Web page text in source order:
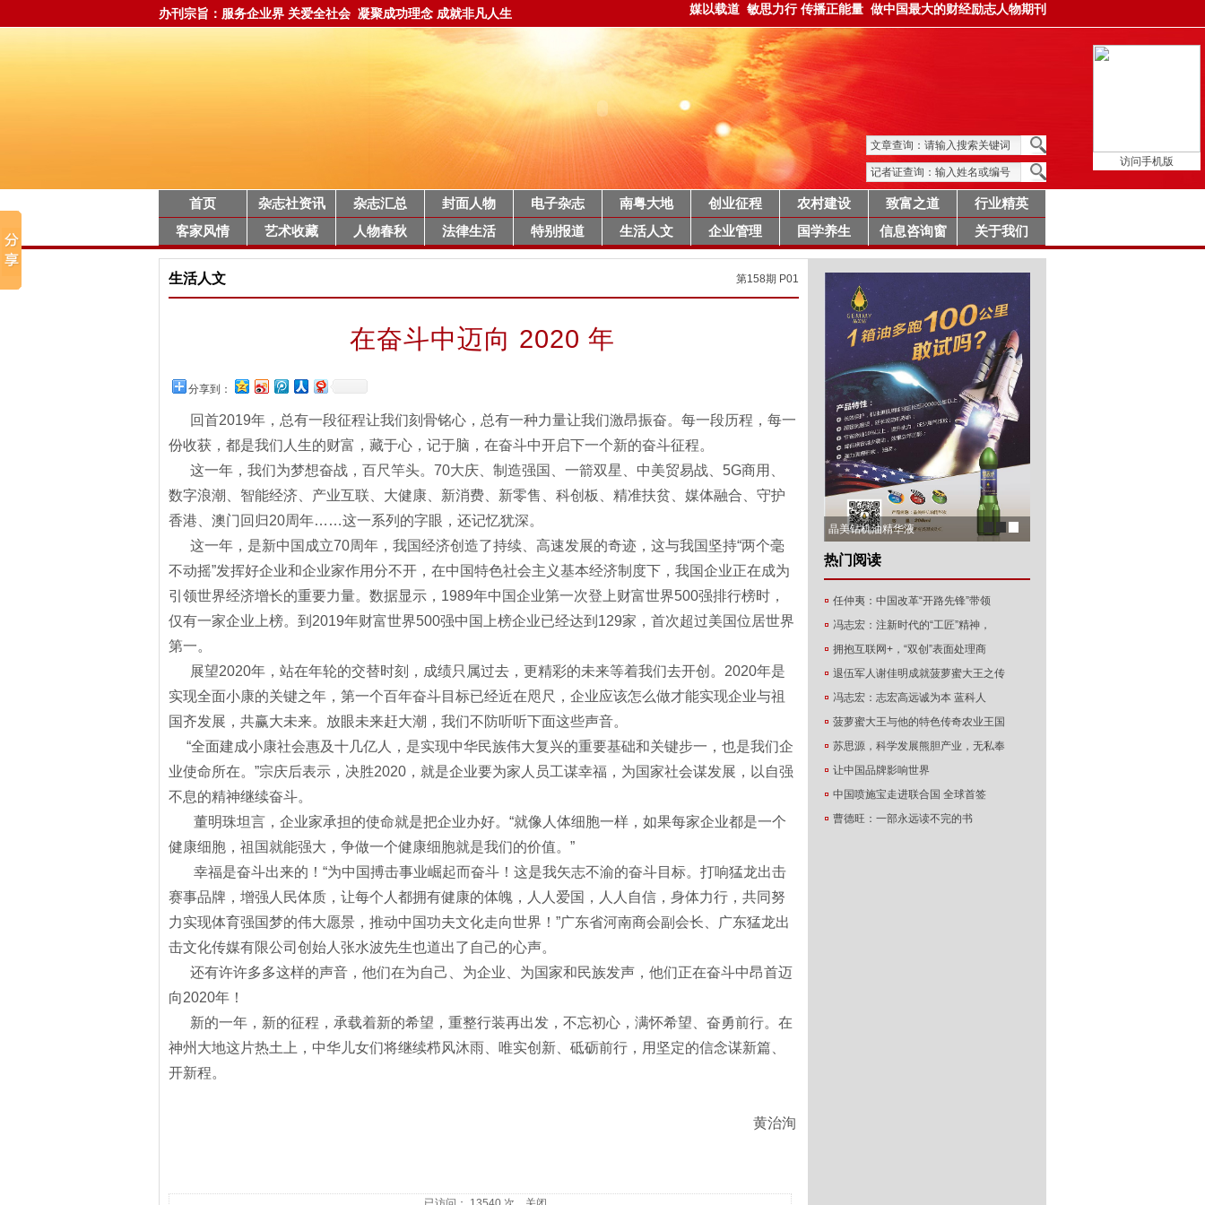
办刊宗旨：服务企业界 关爱全社会 凝聚成功理念 成就非凡人生 媒以载道 敏思力行 传播正能量 做中国最大的财经励志人物期刊
首页 杂志社资讯 杂志汇总 封面人物 电子杂志 南粤大地 创业征程 农村建设 致富之道
行业精英
客家风情
艺术收藏 人物春秋 法律生活 特别报道 生活人文 企业管理 国学养生 信息咨询窗 关于我们
第158期 P01
生活人文
在奋斗中迈向 2020 年
分享到：
回首2019年，总有一段征程让我们刻骨铭心，总有一种力量让我们激昂振奋。每一段历程，每一
份收获，都是我们人生的财富，藏于心，记于脑，在奋斗中开启下一个新的奋斗征程。
这一年，我们为梦想奋战，百尺竿头。 70大庆、制造强国、一箭双星、中美贸易战、 5G商用、
数字浪潮、智能经济、产业互联、大健康、新消费、新零售、科创板、精准扶贫、媒体融合、守护
香港、澳门回归20周年……这一系列的字眼，还记忆犹深。
这一年，是新中国成立70周年，我国经济创造了持续、高速发展的奇迹，这与我国坚持“两个毫
不动摇”发挥好企业和企业家作用分不开，在中国特色社会主义基本经济制度下，我国企业正在成为
引领世界经济增长的重要力量。数据显示， 1989年中国企业第一次登上财富世界500强排行榜时，
仅有一家企业上榜。到 2019年财富世界500强中国上榜企业已经达到 129家，首次超过美国位居世界
第一。
展望2020年，站在年轮的交替时刻，成绩只属过去，更精彩的未来等着我们去开创。 2020年是
实现全面小康的关键之年，第一个百年奋斗目标已经近在咫尺，企业应该怎么做才能实现企业与祖
国齐发展，共赢大未来。放眼未来赶大潮，我们不防听听下面这些声音。
“全面建成小康社会惠及十几亿人，是实现中华民族伟大复兴的重要基础和关键步一，也是我们企
业使命所在。”宗庆后表示，决胜2020 ，就是企业要为家人员工谋幸福，为国家社会谋发展，以自强
不息的精神继续奋斗。
董明珠坦言，企业家承担的使命就是把企业办好。 “就像人体细胞一样，如果每家企业都是一个
健康细胞，祖国就能强大，争做一个健康细胞就是我们的价值。”
幸福是奋斗出来的！ “为中国搏击事业崛起而奋斗！这是我矢志不渝的奋斗目标。打响猛龙出击
赛事品牌，增强人民体质，让每个人都拥有健康的体魄，人人爱国，人人自信，身体力行，共同努
力实现体育强国梦的伟大愿景，推动中国功夫文化走向世界！”广东省河南商会副会长、广东猛龙出
击文化传媒有限公司创始人张水波先生也道出了自己的心声。
还有许许多多这样的声音，他们在为自己、为企业、为国家和民族发声，他们正在奋斗中昂首迈
向2020年！
新的一年，新的征程，承载着新的希望，重整行装再出发，不忘初心，满怀希望、奋勇前行。在
神州大地这片热土上，中华儿女们将继续栉风沐雨、唯实创新、砥砺前行，用坚定的信念谋新篇、
开新程。
黄治洵
晶美钻机油精华液
热门阅读
任仲夷：中国改革“开路先锋”带领
冯志宏：注新时代的“工匠”精神，
拥抱互联网+，“双创”表面处理商
退伍军人谢佳明成就菠萝蜜大王之传
冯志宏：志宏高远诚为本 蓝科人
菠萝蜜大王与他的特色传奇农业王国
苏思源，科学发展熊胆产业，无私奉
让中国品牌影响世界
中国喷施宝走进联合国 全球首签
曹德旺：一部永远读不完的书
访问手机版